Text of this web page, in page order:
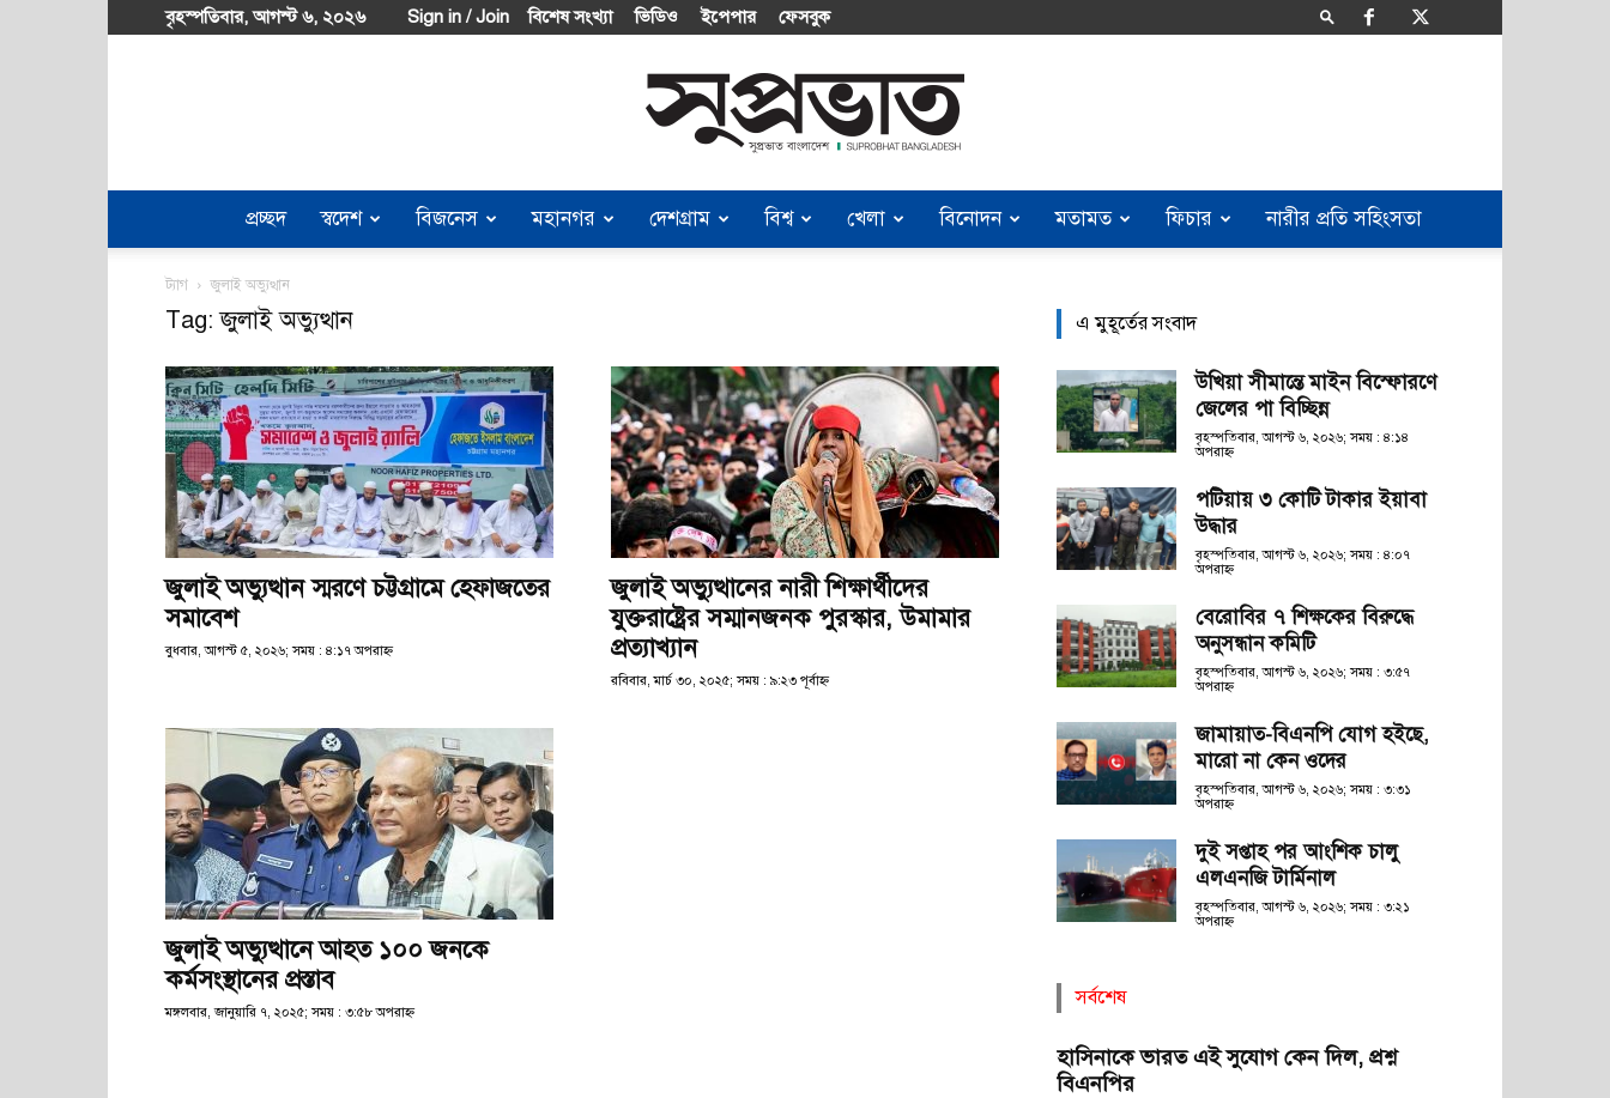
বৃহস্পতিবার, আগস্ট ৬, ২০২৬ Sign in / Join বিশেষ সংখ্যা ভিডিও ইপেপার ফেসবুক
Suprobhat
Bangladesh
প্রচ্ছদ স্বদেশ বিজনেস মহানগর দেশগ্রাম বিশ্ব খেলা বিনোদন মতামত ফিচার নারীর প্রতি সহিংসতা
ট্যাগ জুলাই অভ্যুত্থান
Tag: জুলাই অভ্যুত্থান
জুলাই অভ্যুত্থান স্মরণে চট্টগ্রামে হেফাজতের
সমাবেশ
বুধবার, আগস্ট ৫, ২০২৬; সময় : ৪:১৭ অপরাহ্ণ
জুলাই অভ্যুত্থানের নারী শিক্ষার্থীদের
যুক্তরাষ্ট্রের সম্মানজনক পুরস্কার, উমামার
প্রত্যাখ্যান
রবিবার, মার্চ ৩০, ২০২৫; সময় : ৯:২৩ পূর্বাহ্ণ
জুলাই অভ্যুত্থানে আহত ১০০ জনকে
কর্মসংস্থানের প্রস্তাব
মঙ্গলবার, জানুয়ারি ৭, ২০২৫; সময় : ৩:৫৮ অপরাহ্ণ
এ মুহূর্তের সংবাদ
উখিয়া সীমান্তে মাইন বিস্ফোরণে
জেলের পা বিচ্ছিন্ন
বৃহস্পতিবার, আগস্ট ৬, ২০২৬; সময় : ৪:১৪
অপরাহ্ণ
পটিয়ায় ৩ কোটি টাকার ইয়াবা
উদ্ধার
বৃহস্পতিবার, আগস্ট ৬, ২০২৬; সময় : ৪:০৭
অপরাহ্ণ
বেরোবির ৭ শিক্ষকের বিরুদ্ধে
অনুসন্ধান কমিটি
বৃহস্পতিবার, আগস্ট ৬, ২০২৬; সময় : ৩:৫৭
অপরাহ্ণ
জামায়াত-বিএনপি যোগ হইছে,
মারো না কেন ওদের
বৃহস্পতিবার, আগস্ট ৬, ২০২৬; সময় : ৩:৩১
অপরাহ্ণ
দুই সপ্তাহ পর আংশিক চালু
এলএনজি টার্মিনাল
বৃহস্পতিবার, আগস্ট ৬, ২০২৬; সময় : ৩:২১
অপরাহ্ণ
সর্বশেষ
হাসিনাকে ভারত এই সুযোগ কেন দিল, প্রশ্ন
বিএনপির